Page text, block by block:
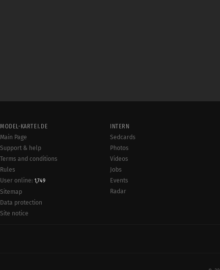
MODEL-KARTEI.DE
Main Page
Support & help
Terms and conditions
Rules
User online: 1,749
Sitemap
Data protection
Site notice
INTERN
Sedcards
Photos
Videos
Jobs
Events
Radar